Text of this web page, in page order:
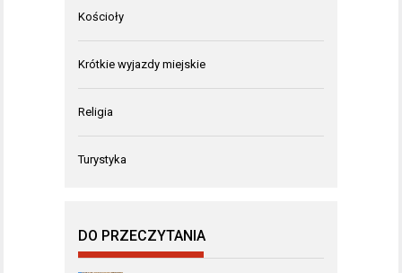
Kościoły
Krótkie wyjazdy miejskie
Religia
Turystyka
DO PRZECZYTANIA